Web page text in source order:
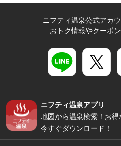
ニフティ温泉公式アカ
おトク情報やクーポ
ニフティ温泉アプリ
地図から温泉検索！お得
今すぐダウンロード！